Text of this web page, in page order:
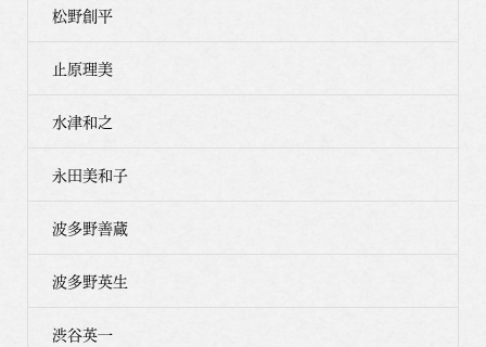
松野創平
止原理美
水津和之
永田美和子
波多野善蔵
波多野英生
渋谷英一